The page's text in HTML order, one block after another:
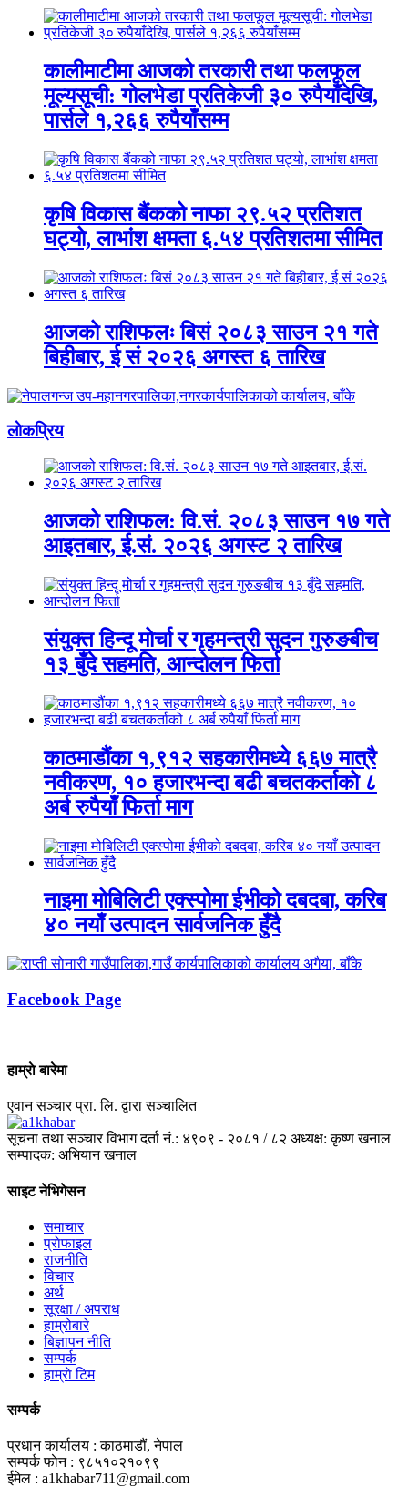
कालीमाटीमा आजको तरकारी तथा फलफूल
मूल्यसूची: गोलभेडा प्रतिकेजी ३० रुपैयाँदेखि,
पार्सले १,२६६ रुपैयाँसम्म
कृषि विकास बैंकको नाफा २९.५२ प्रतिशत
घट्यो, लाभांश क्षमता ६.५४ प्रतिशतमा सीमित
आजको राशिफलः बिसं २०८३ साउन २१ गते
बिहीबार, ई सं २०२६ अगस्त ६ तारिख
लाेकप्रिय
आजको राशिफल: वि.सं. २०८३ साउन १७ गते
आइतबार, ई.सं. २०२६ अगस्ट २ तारिख
संयुक्त हिन्दू मोर्चा र गृहमन्त्री सुदन गुरुङबीच
१३ बुँदे सहमति, आन्दोलन फिर्ता
काठमाडौंका १,९१२ सहकारीमध्ये ६६७ मात्रै
नवीकरण, १० हजारभन्दा बढी बचतकर्ताको ८
अर्ब रुपैयाँ फिर्ता माग
नाइमा मोबिलिटी एक्स्पोमा ईभीको दबदबा, करिब
४० नयाँ उत्पादन सार्वजनिक हुँदै
Facebook Page
हाम्राे बारेमा
एवान सञ्चार प्रा. लि. द्वारा सञ्चालित
सूचना तथा सञ्चार विभाग दर्ता नं.: ४९०९ - २०८१ / ८२ अध्यक्ष: कृष्ण खनाल
सम्पादक: अभियान खनाल
साइट नेभिगेसन
समाचार
प्राेफाइल
राजनीति
विचार
अर्थ
सूरक्षा / अपराध
हाम्रोबारे
बिज्ञापन नीति
सम्पर्क
हाम्राे टिम
सम्पर्क
प्रधान कार्यालय : काठमाडौं, नेपाल
सम्पर्क फाेन : ९८५१०२१०९९
ईमेल : a1khabar711@gmail.com